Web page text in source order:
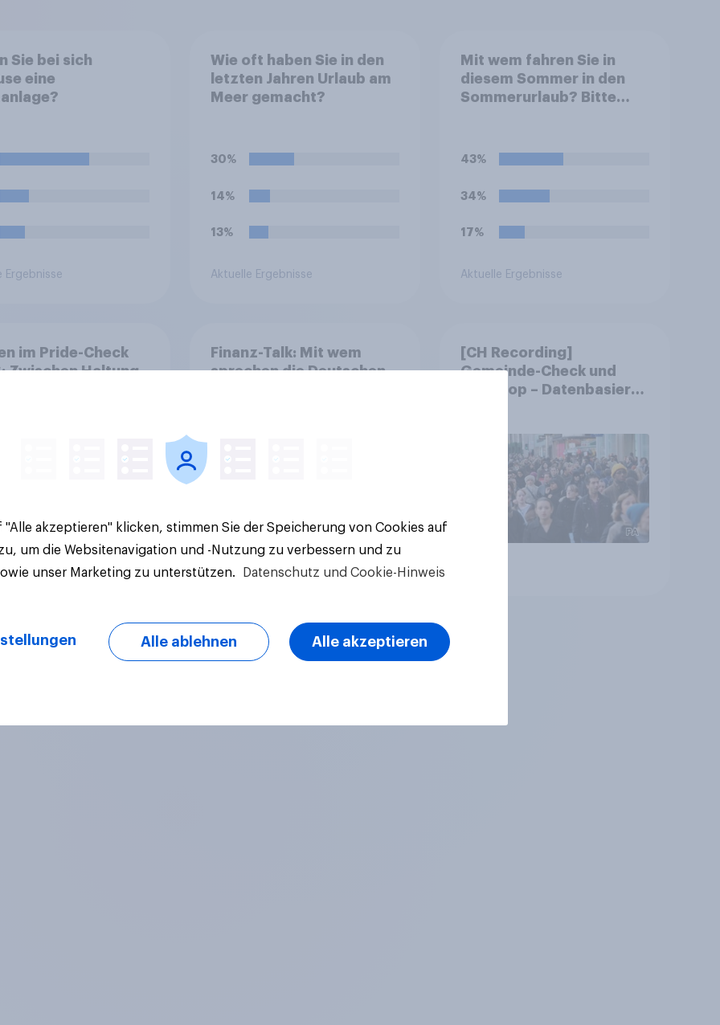
Sie bei sich
eine
Ergebnisse
Wie oft haben Sie in den
letzten Jahren Urlaub am
Meer gemacht?
30%
14%
13%
Aktuelle Ergebnisse
Mit wem fahren Sie in
diesem Sommer in den
Sommerurlaub? Bitte
aus.
43%
34%
17%
Aktuelle Ergebnisse
im Pride-Check
Zwischen Haltung
Finanz-Talk: Mit wem
sprechen die Deutschen
Artikel
[CH Recording]
Gemeinde-Check und
StratPop – Datenbasierte
"Alle akzeptieren" klicken, stimmen Sie der Speicherung von Cookies auf
zu, um die Websitenavigation und -Nutzung zu verbessern und zu
unser Marketing zu unterstützen.
Datenschutz und Cookie-Hinweis
Alle ablehnen Alle akzeptieren